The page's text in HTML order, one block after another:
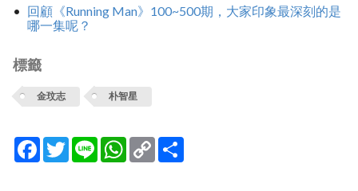
回顧《Running Man》100~500期，大家印象最深刻的是
哪一集呢？
標籤
金玟志 朴智星
Facebook
TwitterLine WhatsApp
Copy
Link